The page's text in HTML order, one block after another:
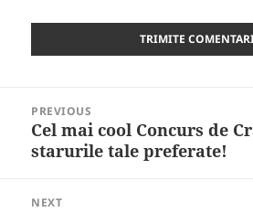
navigation
PREVIOUS
Previous
post:
Cel mai cool Concurs de
starurile tale preferate!
NEXT